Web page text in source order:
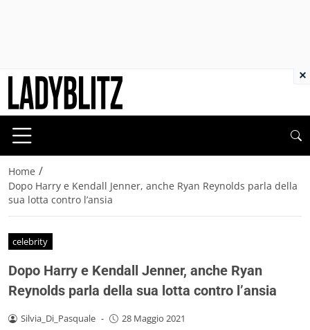
Home /
Dopo Harry e Kendall Jenner, anche Ryan Reynolds parla della
sua lotta contro l’ansia
celebrity
Dopo Harry e Kendall Jenner, anche Ryan
Reynolds parla della sua lotta contro l’ansia
Silvia_Di_Pasquale - 28 Maggio 2021
×